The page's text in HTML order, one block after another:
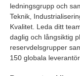
ledningsgrupp och
Teknik,
Kvalitet. Leda ditt
daglig och långsiktig
reservdelsgrupper
150 globala